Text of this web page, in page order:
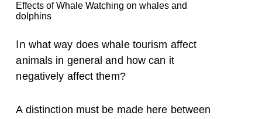
Effects of Whale Watching on whales and
dolphins
In what way does whale tourism affect
animals in general and how can it
negatively affect them?
A distinction must be made here between